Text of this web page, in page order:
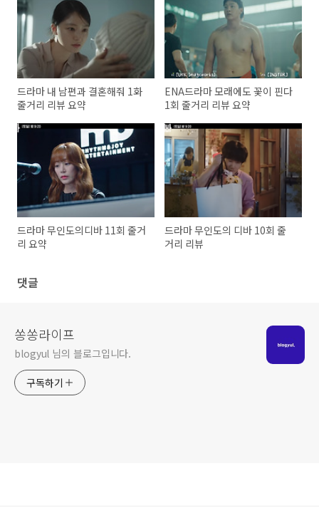
드라마 내 남편과 결혼해줘 1화
줄거리 리뷰 요약
ENA드라마 모래에도 꽃이 핀다
1회 줄거리 리뷰 요약
드라마 무인도의디바 11회 줄거
리 요약
드라마 무인도의 디바 10회 줄
거리 리뷰
댓글
쏭쏭라이프
blogyul 님의 블로그입니다.
구독하기